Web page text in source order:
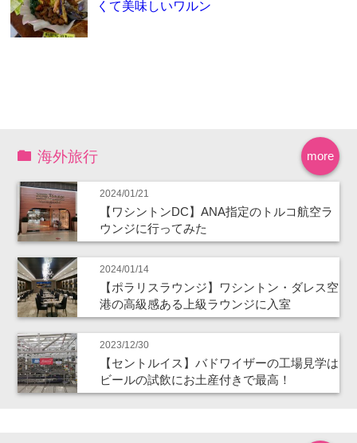
くて美味しいワルン
more
海外旅行
2024/01/21
【ワシントンDC】ANA指定のトルコ航空ラ
ウンジに行ってみた
2024/01/14
【ポラリスラウンジ】ワシントン・ダレス空
港の高級感ある上級ラウンジに入室
2023/12/30
【セントルイス】バドワイザーの工場見学は
ビールの試飲にお土産付きで最高！